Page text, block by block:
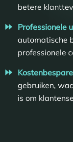
betere
Professionele
automatische
professionele
gebruiken,
is om